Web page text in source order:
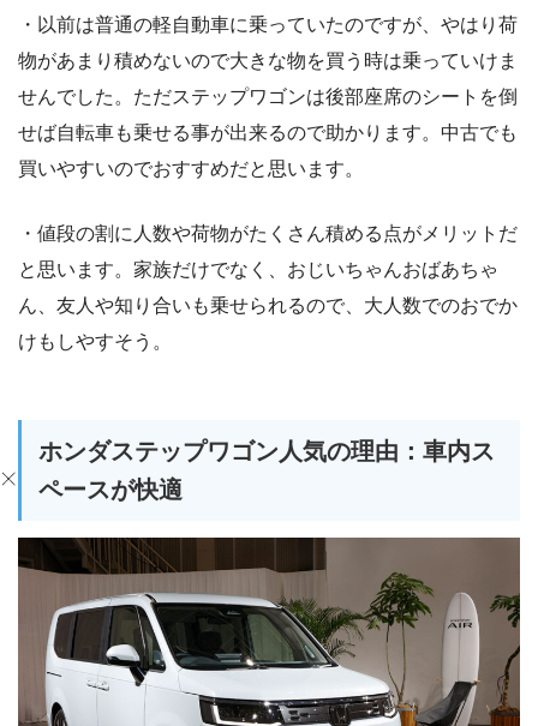
・以前は普通の軽自動車に乗っていたのですが、やはり荷
物があまり積めないので大きな物を買う時は乗っていけま
せんでした。ただステップワゴンは後部座席のシートを倒
せば自転車も乗せる事が出来るので助かります。中古でも
買いやすいのでおすすめだと思います。
・値段の割に人数や荷物がたくさん積める点がメリットだ
と思います。家族だけでなく、おじいちゃんおばあちゃ
ん、友人や知り合いも乗せられるので、大人数でのおでか
けもしやすそう。
ホンダステップワゴン人気の理由：車内ス
ペースが快適